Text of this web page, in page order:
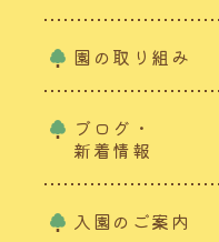
園の取り組み
ブログ・
新着情報
入園のご案内